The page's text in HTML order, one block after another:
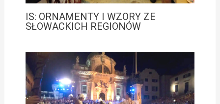
IS: ORNAMENTY I WZORY ZE
SŁOWACKICH REGIONÓW